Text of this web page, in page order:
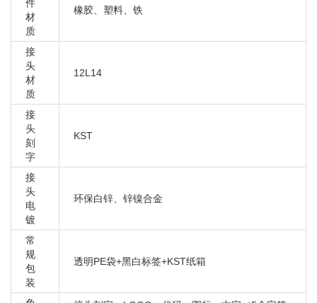
件
材
质
橡胶、塑料、铁
接
头
材
质
12L14
接
头
刻
字
KST
接
头
电
镀
环保白锌、锌镍合金
常
规
包
装
透明PE袋+黑白标签+KST纸箱